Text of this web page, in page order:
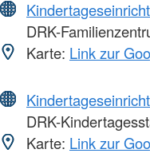
DRK-
Karte: Link zur
DRK-
Karte: Link zur